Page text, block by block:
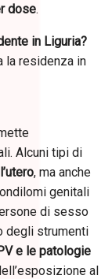
dose.
in Liguria?
la residenza in
Alcuni tipi di
, ma anche
genitali
di sesso
degli strumenti
e le patologie
al